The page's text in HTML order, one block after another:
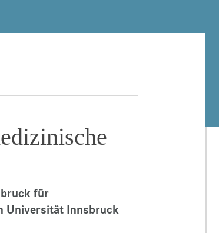
für
Universität Innsbruck